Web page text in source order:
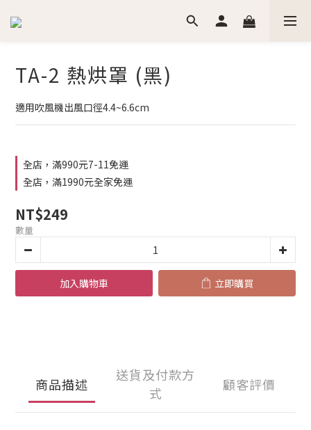
TA-2 熱烘罩 (黑)
適用吹風機出風口徑4.4~6.6cm
全店，滿990元7-11免運
全店，滿1990元全家免運
NT$249
數量
加入購物車 立即購買
商品描述
送貨及付款方
式
顧客評價